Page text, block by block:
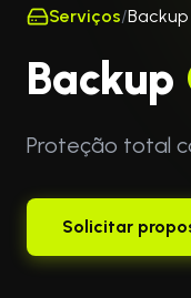
Serviços/Backup
Backup
Proteção total
Solicitar